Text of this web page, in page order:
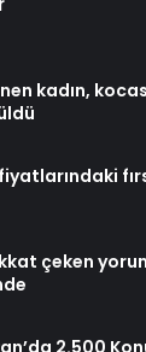
kadın,
çeken
2.500